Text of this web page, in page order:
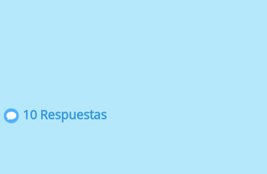
10 Respuestas